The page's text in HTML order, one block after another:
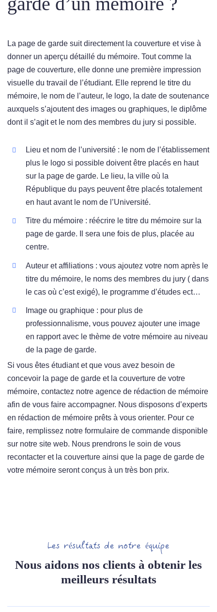
La page de garde suit directement la couverture et vise à
donner un aperçu détaillé du mémoire. Tout comme la
page de couverture, elle donne une première impression
visuelle du travail de l’étudiant. Elle reprend le titre du
mémoire, le nom de l’auteur, le logo, la date de soutenance
auxquels s’ajoutent des images ou graphiques, le diplôme
dont il s’agit et le nom des membres du jury si possible.
Lieu et nom de l’université : le nom de l’établissement
plus le logo si possible doivent être placés en haut
sur la page de garde. Le lieu, la ville où la
République du pays peuvent être placés totalement
en haut avant le nom de l’Université.
Titre du mémoire : réécrire le titre du mémoire sur la
page de garde. Il sera une fois de plus, placée au
centre.
Auteur et affiliations : vous ajoutez votre nom après le
titre du mémoire, le noms des membres du jury ( dans
le cas où c’est exigé), le programme d’études ect…
Image ou graphique : pour plus de
professionnalisme, vous pouvez ajouter une image
en rapport avec le thème de votre mémoire au niveau
de la page de garde.
Si vous êtes étudiant et que vous avez besoin de
concevoir la page de garde et la couverture de votre
mémoire, contactez notre agence de rédaction de mémoire
afin de vous faire accompagner. Nous disposons d’experts
en rédaction de mémoire prêts à vous orienter. Pour ce
faire, remplissez notre formulaire de commande disponible
sur notre site web. Nous prendrons le soin de vous
recontacter et la couverture ainsi que la page de garde de
votre mémoire seront conçus à un très bon prix.
Les résultats de notre équipe
Nous aidons nos clients à obtenir les
meilleurs résultats